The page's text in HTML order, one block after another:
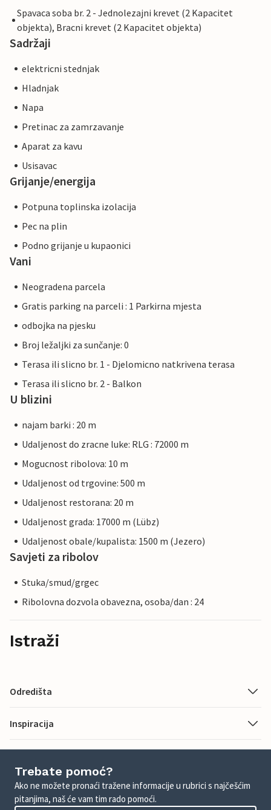
Spavaca soba br. 2 - Jednolezajni krevet (2 Kapacitet
objekta), Bracni krevet (2 Kapacitet objekta)
Sadržaji
elektricni stednjak
Hladnjak
Napa
Pretinac za zamrzavanje
Aparat za kavu
Usisavac
Grijanje/energija
Potpuna toplinska izolacija
Pec na plin
Podno grijanje u kupaonici
Vani
Neogradena parcela
Gratis parking na parceli : 1 Parkirna mjesta
odbojka na pjesku
Broj ležaljki za sunčanje: 0
Terasa ili slicno br. 1 - Djelomicno natkrivena terasa
Terasa ili slicno br. 2 - Balkon
U blizini
najam barki : 20 m
Udaljenost do zracne luke: RLG : 72000 m
Mogucnost ribolova: 10 m
Udaljenost od trgovine: 500 m
Udaljenost restorana: 20 m
Udaljenost grada: 17000 m (Lübz)
Udaljenost obale/kupalista: 1500 m (Jezero)
Savjeti za ribolov
Stuka/smud/grgec
Ribolovna dozvola obavezna, osoba/dan : 24
Istraži
Odredišta
Inspiracija
Trebate pomoć?
Ako ne možete pronaći tražene informacije u rubrici s najčešćim
pitanjima, naš će vam tim rado pomoći.